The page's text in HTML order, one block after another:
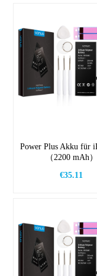
Power Plus Akku für
（2200 mAh）
€35.11